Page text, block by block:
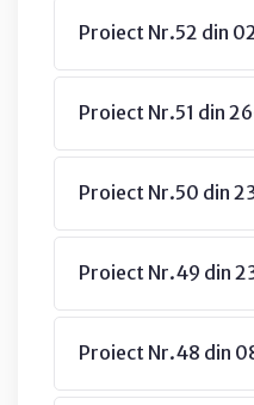
Proiect Nr.52 din
Proiect Nr.51 din
Proiect Nr.50 din
Proiect Nr.49 din
Proiect Nr.48 din